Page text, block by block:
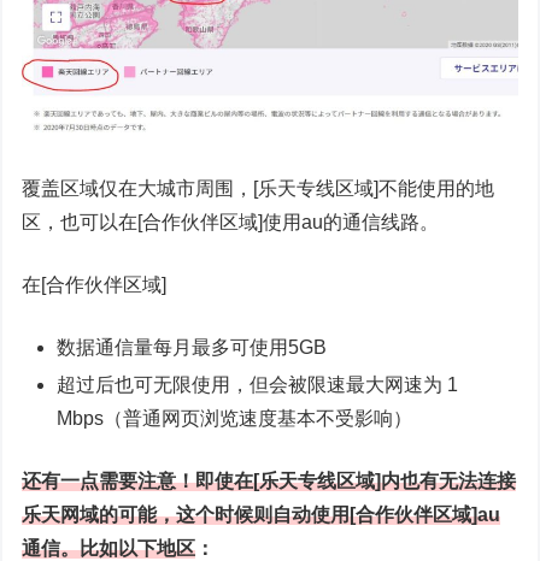
覆盖区域仅在大城市周围，[乐天专线区域]不能使用的地
区，也可以在[合作伙伴区域]使用au的通信线路。
在[合作伙伴区域]
数据通信量每月最多可使用5GB
超过后也可无限使用，但会被限速最大网速为 1
Mbps（普通网页浏览速度基本不受影响）
还有一点需要注意！即使在[乐天专线区域]内也有无法连接
乐天网域的可能，这个时候则自动使用[合作伙伴区域]au
通信。比如以下地区 ：